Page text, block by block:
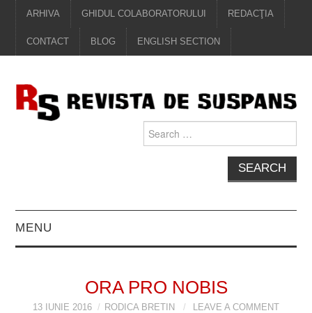
ARHIVA GHIDUL COLABORATORULUI REDACŢIA
CONTACT BLOG ENGLISH SECTION
for:
MENU
ORA PRO NOBIS
13 IUNIE 2016 RODICA BRETIN LEAVE A COMMENT